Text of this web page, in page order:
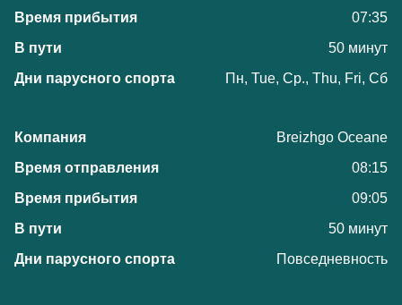
07:35
50 минут
Пн, Tue, Ср., Thu, Fri, Сб
Breizhgo Oceane
08:15
09:05
50 минут
Повседневность